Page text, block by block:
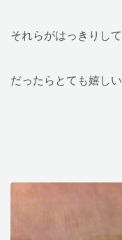
それらがはっきりして
だったらとても嬉しい